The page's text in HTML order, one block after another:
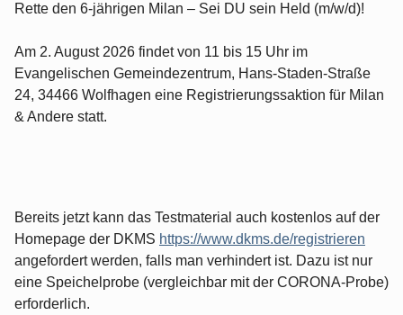
Rette den 6-jährigen Milan – Sei DU sein Held (m/w/d)!
Am 2. August 2026 findet von 11 bis 15 Uhr im
Evangelischen Gemeindezentrum, Hans-Staden-Straße
24, 34466 Wolfhagen eine Registrierungssaktion für Milan
& Andere statt.
Bereits jetzt kann das Testmaterial auch kostenlos auf der
Homepage der DKMS https://www.dkms.de/registrieren
angefordert werden, falls man verhindert ist. Dazu ist nur
eine Speichelprobe (vergleichbar mit der CORONA-Probe)
erforderlich.